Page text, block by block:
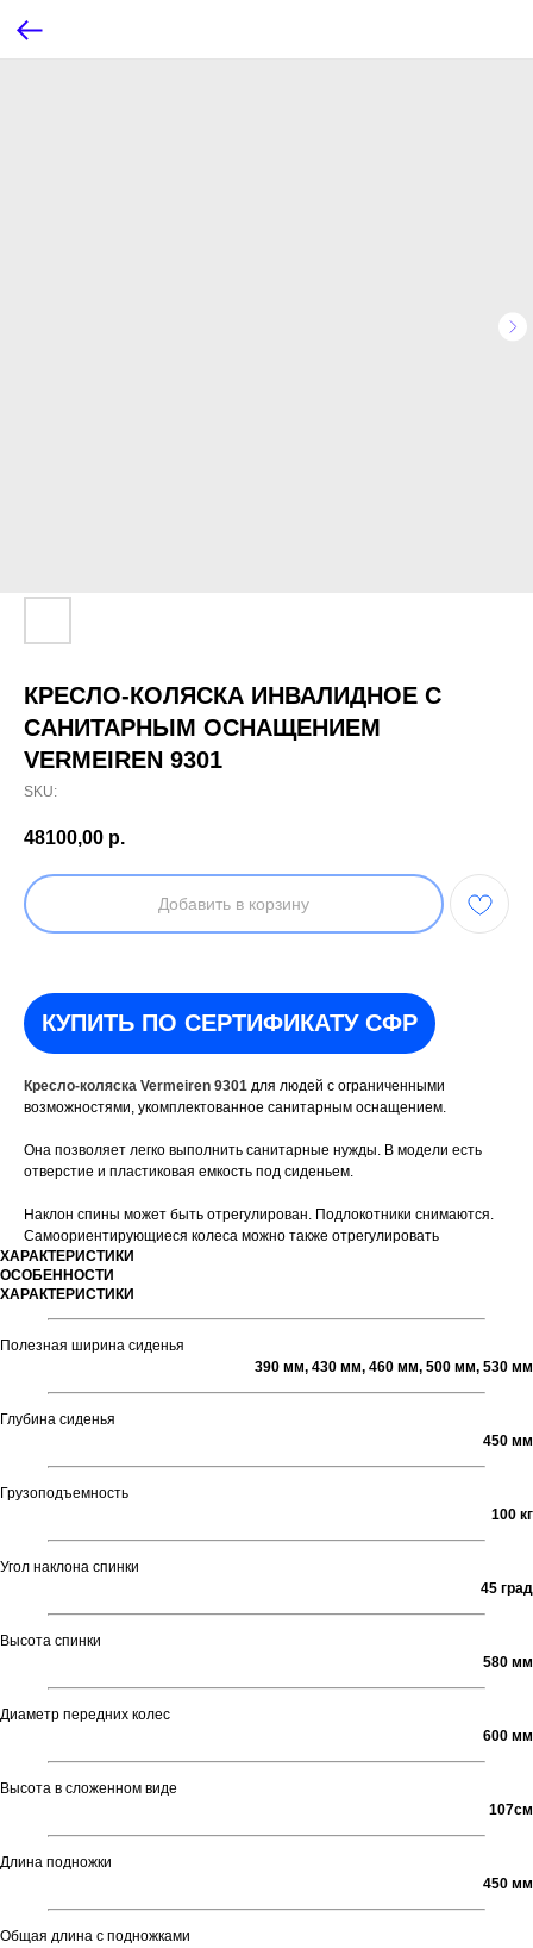
КРЕСЛО-КОЛЯСКА ИНВАЛИДНОЕ С
САНИТАРНЫМ ОСНАЩЕНИЕМ
VERMEIREN 9301
SKU:
48100,00 р.
Добавить в корзину
КУПИТЬ ПО СЕРТИФИКАТУ СФР
Кресло-коляска Vermeiren 9301 для людей с ограниченными
возможностями, укомплектованное санитарным оснащением.
Она позволяет легко выполнить санитарные нужды. В модели есть
отверстие и пластиковая емкость под сиденьем.
Наклон спины может быть отрегулирован. Подлокотники снимаются.
Самоориентирующиеся колеса можно также отрегулировать
ХАРАКТЕРИСТИКИ
ОСОБЕННОСТИ
ХАРАКТЕРИСТИКИ
Полезная ширина сиденья
390 мм, 430 мм, 460 мм, 500 мм, 530 мм
Глубина сиденья
450 мм
Грузоподъемность
100 кг
Угол наклона спинки
45 град
Высота спинки
580 мм
Диаметр передних колес
600 мм
Высота в сложенном виде
107см
Длина подножки
450 мм
Общая длина с подножками